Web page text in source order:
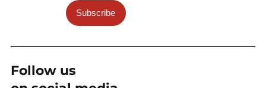
Subscribe
Follow us